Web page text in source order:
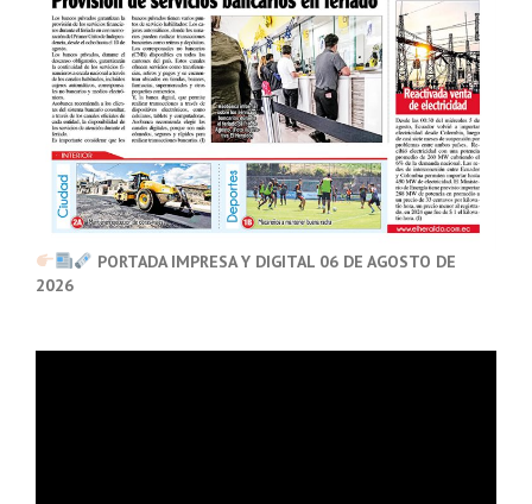
PORTADA IMPRESA Y DIGITAL 06 DE AGOSTO DE
2026